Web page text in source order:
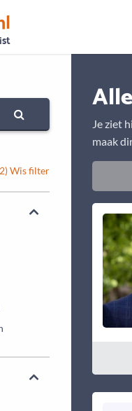
zijn gecontroleerd
Wis filter
Je ziet
maak